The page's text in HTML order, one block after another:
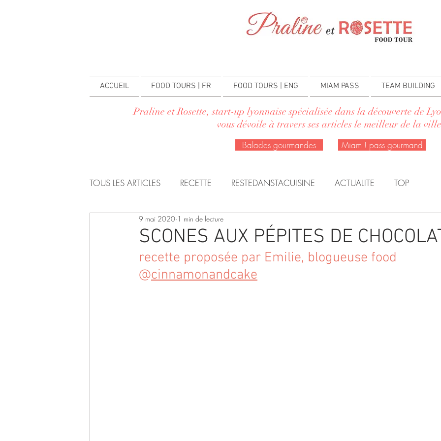
ACCUEIL FOOD TOURS | FR FOOD TOURS | ENG MIAM PASS TEAM BUILDING
Praline et Rosette, start-up lyonnaise spécialisée dans la découverte de
vous dévoile à travers ses articles le meilleur de la
Balades gourmandes Miam ! pass gourmand
TOUS LES ARTICLES RECETTE RESTEDANSTACUISINE ACTUALITE TOP
SCONES AUX PÉPITES DE
9 mai 2020 1 min de lecture
recette proposée par Emilie, blogueuse food
@cinnamonandcake